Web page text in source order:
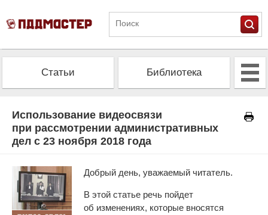
Статьи Библиотека
Проверить штрафы Калькулятор ОСАГО
Использование видеосвязи
при рассмотрении административных
дел с 23 ноября 2018 года
Добрый день, уважаемый читатель.
В этой статье речь пойдет
об изменениях, которые вносятся